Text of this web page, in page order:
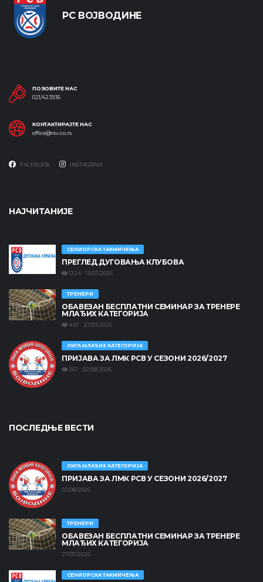
РС ВОЈВОДИНЕ
ПОЗОВИТЕ НАС
021/423936
КОНТАКТИРАЈТЕ НАС
office@rsv.co.rs
FACEBOOK INSTAGRAM
НАЈЧИТАНИЈЕ
СЕНИОРСКА ТАКМИЧЕЊА
ПРЕГЛЕД ДУГОВАЊА КЛУБОВА
1224 13/07/2026
ТРЕНЕРИ
ОБАВЕЗАН БЕСПЛАТНИ СЕМИНАР ЗА ТРЕНЕРЕ
МЛАЂИХ КАТЕГОРИЈА
447 27/07/2026
ЛИГА МЛАЂИХ КАТЕГОРИЈА
ПРИЈАВА ЗА ЛМК РСВ У СЕЗОНИ 2026/2027
267 02/08/2026
ПОСЛЕДЊЕ ВЕСТИ
ЛИГА МЛАЂИХ КАТЕГОРИЈА
ПРИЈАВА ЗА ЛМК РСВ У СЕЗОНИ 2026/2027
02/08/2026
ТРЕНЕРИ
ОБАВЕЗАН БЕСПЛАТНИ СЕМИНАР ЗА ТРЕНЕРЕ
МЛАЂИХ КАТЕГОРИЈА
27/07/2026
СЕНИОРСКА ТАКМИЧЕЊА